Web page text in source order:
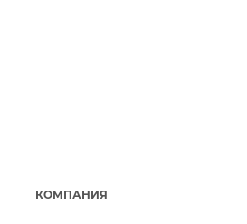
КОМПАНИЯ